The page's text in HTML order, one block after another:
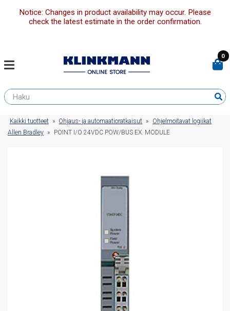
Notice: Changes in product availability may occur. Please
check the latest estimate in the order confirmation.
0
Kaikki tuotteet » Ohjaus- ja automaatioratkaisut »
Ohjelmoitavat logiikat
Allen Bradley » POINT I/O 24VDC POW/BUS EX. MODULE